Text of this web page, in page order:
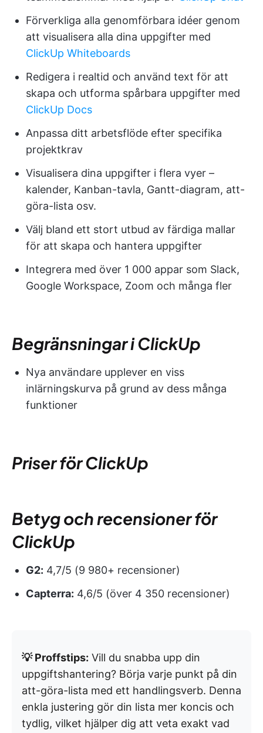
Förverkliga alla genomförbara idéer genom
att visualisera alla dina uppgifter med
ClickUp Whiteboards
Redigera i realtid och använd text för att
skapa och utforma spårbara uppgifter med
ClickUp Docs
Anpassa ditt arbetsflöde efter specifika
projektkrav
Visualisera dina uppgifter i flera vyer –
kalender, Kanban-tavla, Gantt-diagram, att-
göra-lista osv.
Välj bland ett stort utbud av färdiga mallar
för att skapa och hantera uppgifter
Integrera med över 1 000 appar som Slack,
Google Workspace, Zoom och många fler
Begränsningar i ClickUp
Nya användare upplever en viss
inlärningskurva på grund av dess många
funktioner
Priser för ClickUp
Betyg och recensioner för
ClickUp
G2: 4,7/5 (9 980+ recensioner)
Capterra: 4,6/5 (över 4 350 recensioner)
💡 Proffstips: Vill du snabba upp din
uppgiftshantering? Börja varje punkt på din
att-göra-lista med ett handlingsverb. Denna
enkla justering gör din lista mer koncis och
tydlig, vilket hjälper dig att veta exakt vad